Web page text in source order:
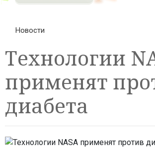
Новости
Технологии
применят
диабета